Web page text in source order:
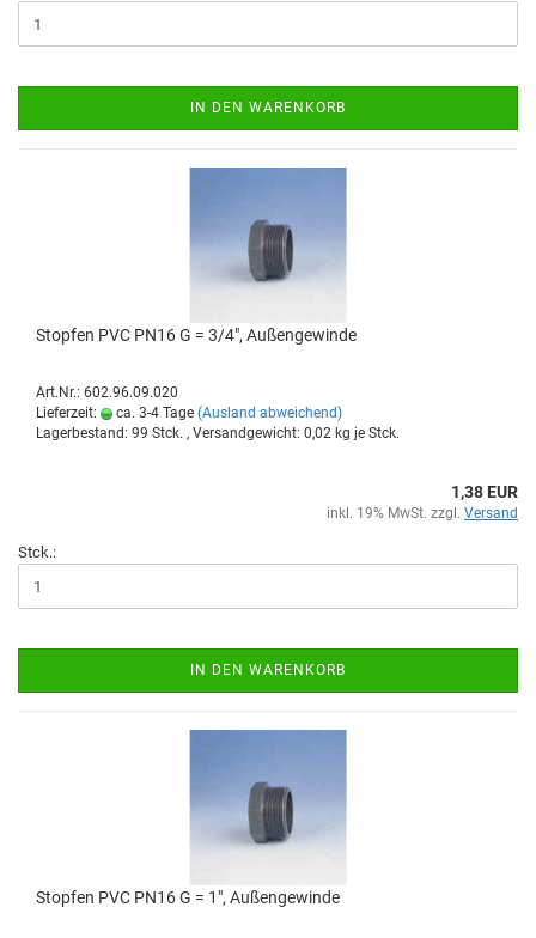
IN DEN WARENKORB
Stop­fen PVC PN16 G = 3/4", Au­ßen­ge­win­de
Art.Nr.: 602.96.09.020
Lieferzeit:
ca. 3-4 Tage (Ausland abweichend)
Lagerbestand: 99 Stck. , Versandgewicht: 0,02 kg je Stck.
1,38 EUR
inkl. 19% MwSt. zzgl. Versand
Stck.:
IN DEN WARENKORB
Stop­fen PVC PN16 G = 1", Au­ßen­ge­win­de